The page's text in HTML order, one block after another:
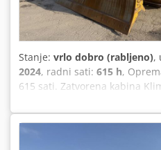
Stanje: vrlo dobro (rabljeno),
2024, radni sati: 615 h,
615 sati. Zatvorena kabina
Širina gusenica: 850 mm
5,5 x 3 x 3,15 m Crjdjzr